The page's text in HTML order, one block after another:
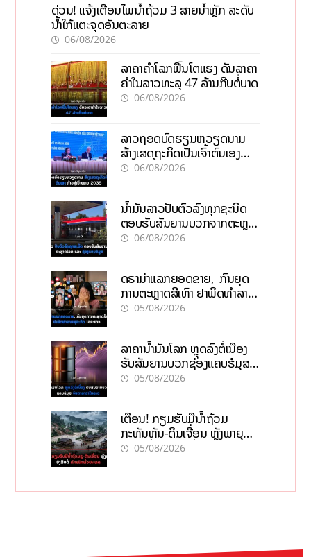
ດ່ວນ! ແຈ້ງເຕືອນໄພນໍ້າຖ້ວມ 3 ສາຍນໍ້າຫຼັກ ລະດັບ
ນໍ້າໃກ້ແຕະຈຸດອັນຕະລາຍ
06/08/2026
ລາຄາຄຳໂລກຟື້ນໂຕແຮງ ດັນລາຄາ
ຄຳໃນລາວທະລຸ 47 ລ້ານກີບຕໍ່ບາດ
06/08/2026
ລາວຖອດບົດຮຽນຫວຽດນາມ
ສ້າງເສດຖະກິດເປັນເຈົ້າຕົນເອງ
ກ້າວສູ່ເປົ້າໝາຍ 2035
06/08/2026
ນໍ້າມັນລາວປັບຕົວລົງທຸກຊະນິດ
ຕອບຮັບສັນຍານບວກຈາກຕະຫຼາດ
ໂລກ ແລະ ຊ່ອງແຄບຮໍມູສ
06/08/2026
ດຣາມ່າແລກຍອດຂາຍ, ກົນຍຸດ
ການຕະຫຼາດສີເທົາ ຢາພິດທຳລາຍ
ທຸລະກິດ ໄລຍະຍາວ
05/08/2026
ລາຄານ້ຳມັນໂລກ ຫຼຸດລົງຕໍ່ເນື່ອງ
ຮັບສັນຍານບວກຊ່ອງແຄບຮໍມຸສ
ຈັບຕາລາຄາໃນລາວ
05/08/2026
ເຕືອນ! ກຽມຮັບມືນໍ້າຖ້ວມ
ກະທັນຫັນ-ດິນເຈື່ອນ ຫຼັງພາຍຸຝົນ
ຍັງສືບຕໍ່ຕົກໜັກທົ່ວປະເທດ
05/08/2026